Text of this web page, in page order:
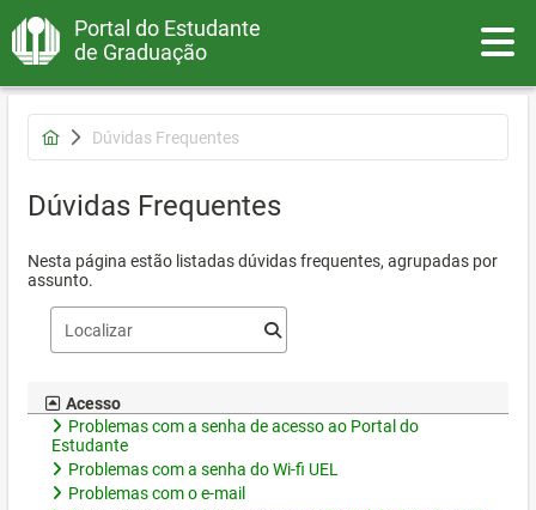
Portal do Estudante
de Graduação
Dúvidas Frequentes
Dúvidas Frequentes
Nesta página estão listadas dúvidas frequentes, agrupadas por
assunto.
Acesso
Problemas com a senha de acesso ao Portal do
Estudante
Problemas com a senha do Wi-fi UEL
Problemas com o e-mail